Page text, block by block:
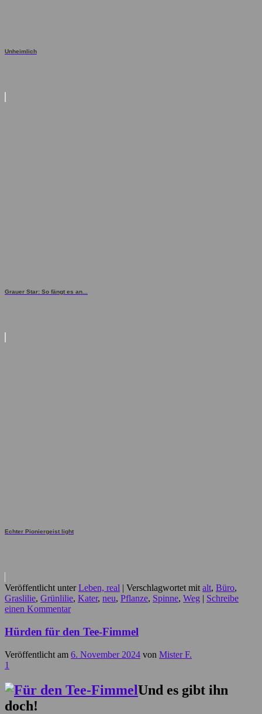
Unheimlich
Grauer Star: So fängt es an...
Echter Pioniergeist light
Veröffentlicht unter Leben, real | Verschlagwortet mit alt, Büro,
Graslilie, Grünlilie, Kater, neu, Pflanze, Spinne, Weg | Schreibe
einen Kommentar
Hürden für den Tee-Fimmel
Veröffentlicht am 6. November 2024 von Mister F.
1
Und es gibt ihn
doch!